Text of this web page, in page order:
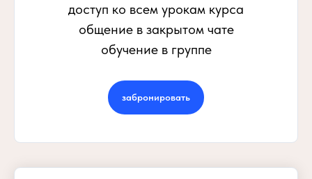
доступ ко всем урокам курса
общение в закрытом чате
обучение в группе
забронировать